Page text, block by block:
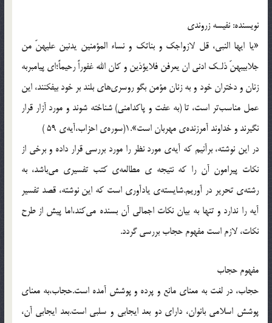
نويسنده: نفيسه زروندي
«يا ايها النبي، قل لازواجك و بناتك و نساء المؤمنين يدنين عليهنّ من
جلابيبهنّ ذلـك ادني ان يعرفن فلايؤذين و كان الله غفوراً رحيماً؛اي پيامبربه
زنان و دختران خود و به زنان مؤمن بگو روسري‌هاي بلند بر خود بيفكنند، اين
عمل مناسب‌تر است، تا (به عفت و پاكدامني) شناخته شوند و مورد آزار قرار
نگيرند و خداوند آمرزنده‌ي مهربان است».1(سوره‌ي احزاب،آيه‌ي 59 )
در اين نوشته، برآنيم كه آيه‌ي مورد نظر را مورد بررسي قرار داده و برخي از
نكات پيرامون آن را كه نتيجه ي مطالعه‌ي كتب تفسيري مي‌باشد، به
رشته‌ي تحرير در آوريم.شايسته‌ي يادآوري است كه اين نوشته، قصد تفسير
آيه را ندارد و تنها به بيان نكات اجمالي آن بسنده مي‌كند،اما پيش از طرح
نكات، لازم است مفهوم حجاب بررسي گردد.
مفهوم حجاب
حجاب، در لغت به معناي مانع و پرده و پوشش آمده است.حجاب،به معناي
پوشش اسلامي بانوان، داراي دو بعد ايجابي و سلبي است.بعد ايجابي آن،